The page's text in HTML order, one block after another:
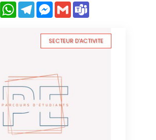
LinkedInWhatsAppTelegramMessenger
Gmail
SECTEUR D'ACTIVITE